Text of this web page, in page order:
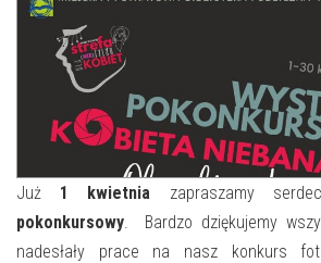
NAJBLIŻSZE WYDARZENIA
WYDARZENIA BIEŻĄCE
WYDARZYŁO SIĘ
NASZA OFERTA
STREFA WIEDZY O REGIONIE
STREFA KOLORU
FORMY STAŁE
NASZE FILIE
POLECANE STRONY
Już 1 kwietnia zapraszamy
pokonkursowy. Bardzo dziękujemy
nadesłały prace na nasz konkurs